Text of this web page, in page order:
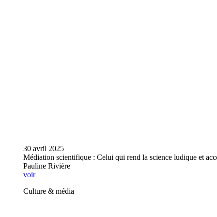
30 avril 2025
Médiation scientifique : Celui qui rend la science ludique et
Pauline Rivière
voir
Culture & média